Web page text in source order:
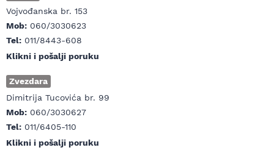
Vojvođanska br. 153
Mob: 060/3030623
Tel: 011/8443-608
Klikni i pošalji poruku
Zvezdara
Dimitrija Tucovića br. 99
Mob: 060/3030627
Tel: 011/6405-110
Klikni i pošalji poruku